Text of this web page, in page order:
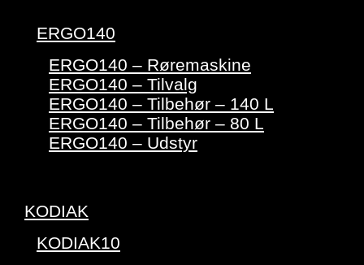
ERGO140
ERGO140 – Røremaskine
ERGO140 – Tilvalg
ERGO140 – Tilbehør – 140 L
ERGO140 – Tilbehør – 80 L
ERGO140 – Udstyr
KODIAK
KODIAK10